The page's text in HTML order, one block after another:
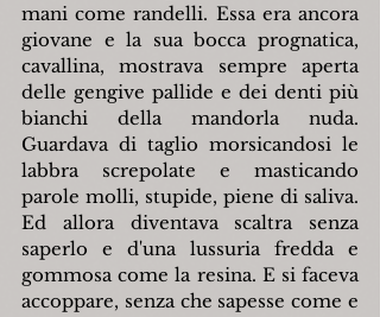
mani come randelli. Essa era ancora
giovane e la sua bocca prognatica,
cavallina, mostrava sempre aperta
delle gengive pallide e dei denti più
bianchi della mandorla nuda.
Guardava di taglio morsicandosi le
labbra screpolate e masticando
parole molli, stupide, piene di saliva.
Ed allora diventava scaltra senza
saperlo e d'una lussuria fredda e
gommosa come la resina. E si faceva
accoppare, senza che sapesse come e